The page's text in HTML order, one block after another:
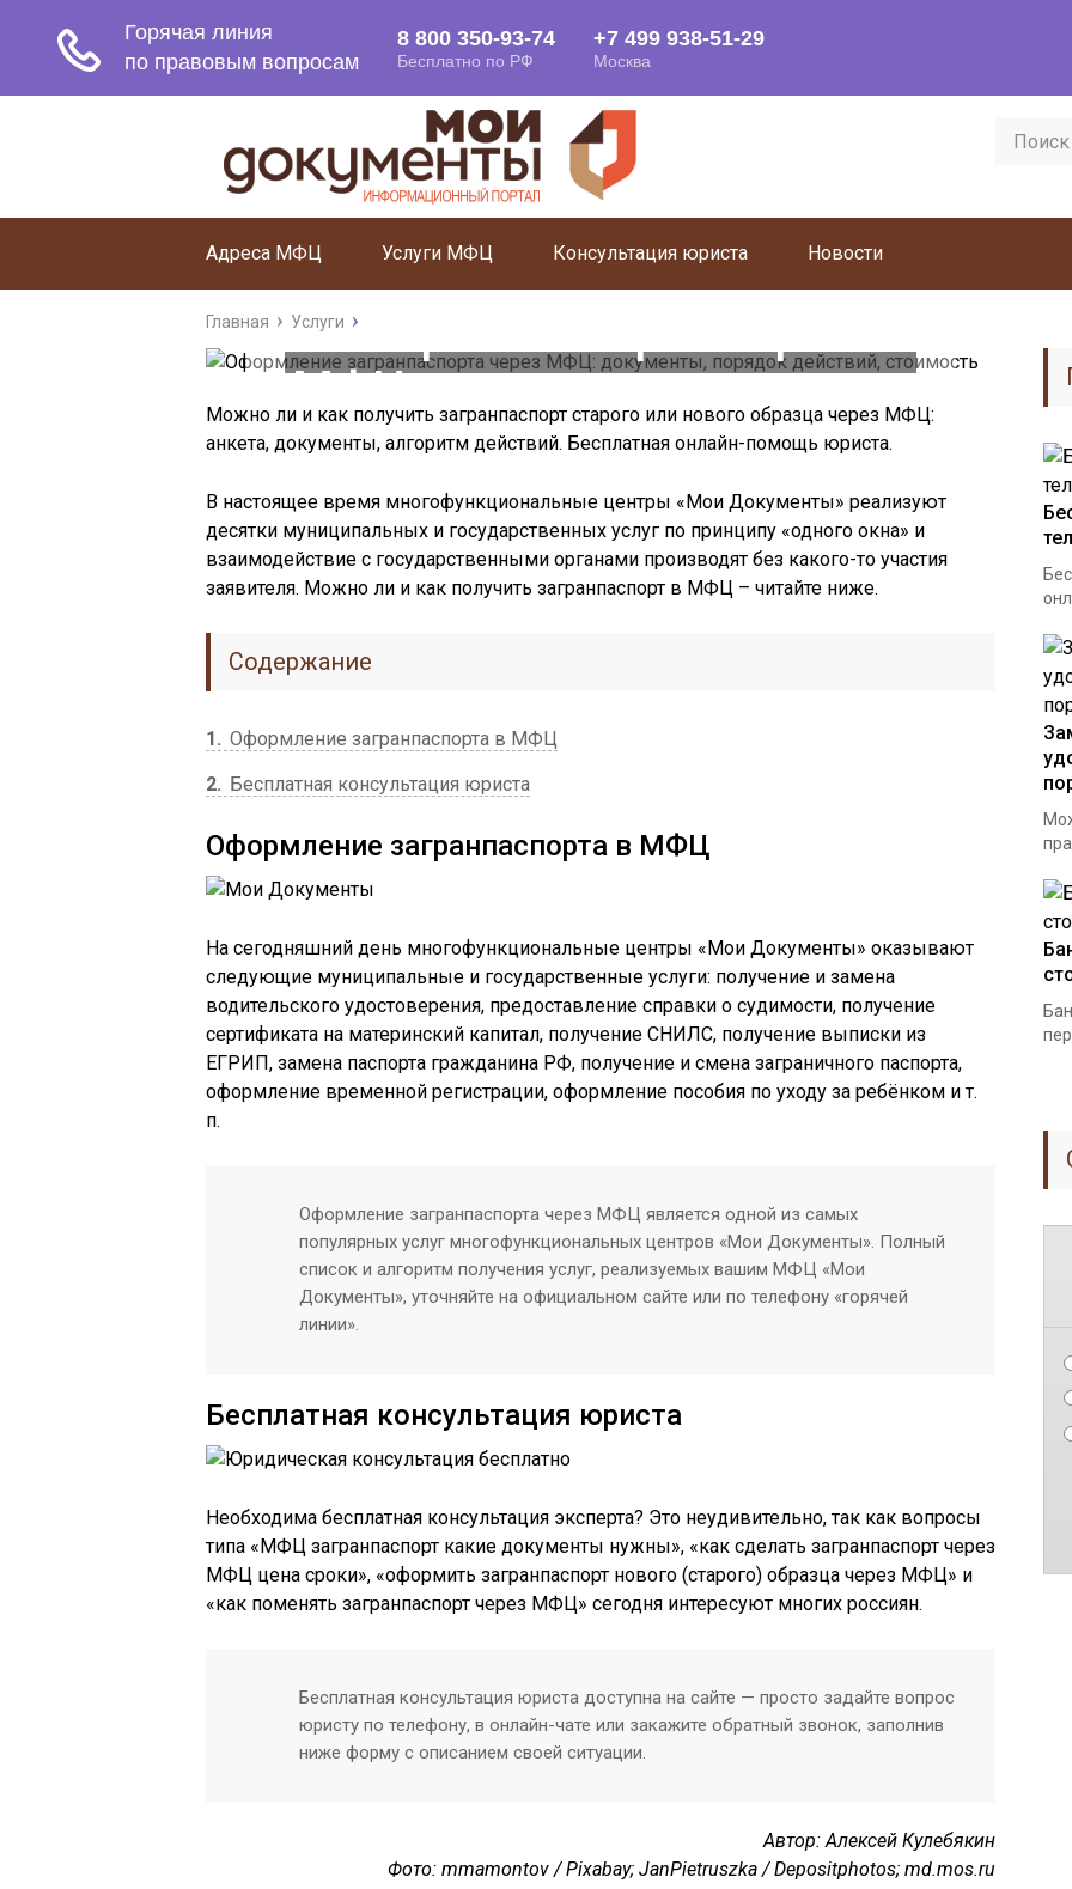
Адреса МФЦ Услуги МФЦ Консультация юриста Новости
Главная Услуги
Оформление
загранпаспорта через
МФЦ: документы, порядок
действий, стоимость
Можно ли и как получить загранпаспорт старого или нового образца через МФЦ:
анкета, документы, алгоритм действий. Бесплатная онлайн-помощь юриста.
В настоящее время многофункциональные центры «Мои Документы» реализуют
десятки муниципальных и государственных услуг по принципу «одного окна» и
взаимодействие с государственными органами производят без какого-то участия
заявителя. Можно ли и как получить загранпаспорт в МФЦ – читайте ниже.
Содержание
1
Оформление загранпаспорта в МФЦ
2
Бесплатная консультация юриста
Оформление загранпаспорта в МФЦ
На сегодняшний день многофункциональные центры «Мои Документы» оказывают
следующие муниципальные и государственные услуги: получение и замена
водительского удостоверения, предоставление справки о судимости, получение
сертификата на материнский капитал, получение СНИЛС, получение выписки из
ЕГРИП, замена паспорта гражданина РФ, получение и смена заграничного паспорта,
оформление временной регистрации, оформление пособия по уходу за ребёнком и т.
п.
Оформление загранпаспорта через МФЦ является одной из самых
популярных услуг многофункциональных центров «Мои Документы». Полный
список и алгоритм получения услуг, реализуемых вашим МФЦ «Мои
Документы», уточняйте на официальном сайте или по телефону «горячей
линии».
Бесплатная консультация юриста
Необходима бесплатная консультация эксперта? Это неудивительно, так как вопросы
типа «МФЦ загранпаспорт какие документы нужны», «как сделать загранпаспорт через
МФЦ цена сроки», «оформить загранпаспорт нового (старого) образца через МФЦ» и
«как поменять загранпаспорт через МФЦ» сегодня интересуют многих россиян.
Бесплатная консультация юриста доступна на сайте — просто задайте вопрос
юристу по телефону, в онлайн-чате или закажите обратный звонок, заполнив
ниже форму с описанием своей ситуации.
Автор: Алексей Кулебякин
Фото: mmamontov / Pixabay; JanPietruszka / Depositphotos; md.mos.ru